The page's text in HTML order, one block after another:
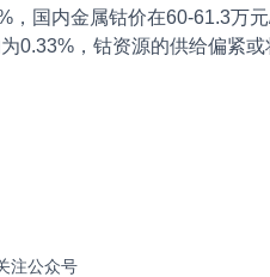
，国内金属钴价在60-61.3万
0.33%，钴资源的供给偏紧
注公众号